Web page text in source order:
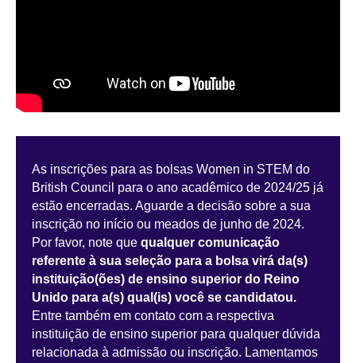
As inscrições para as bolsas Women in STEM do
British Council para o ano acadêmico de 2024/25 já
estão encerradas. Aguarde a decisão sobre a sua
inscrição no início ou meados de junho de 2024.
Por favor, note que qualquer comunicação
referente à sua seleção para a bolsa virá da(s)
instituição(ões) de ensino superior do Reino
Unido para a(s) qual(is) você se candidatou.
Entre também em contato com a respectiva
instituição de ensino superior para qualquer dúvida
relacionada à admissão ou inscrição. Lamentamos